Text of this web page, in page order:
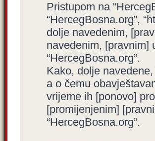
Pristupom na
“HercegBosna.org”,
dolje navedenim,
navedenim, [pravnim]
“HercegBosna.org”.
Kako, dolje
a o čemu
vrijeme ih [ponovo]
[promijenjenim]
“HercegBosna.org”.